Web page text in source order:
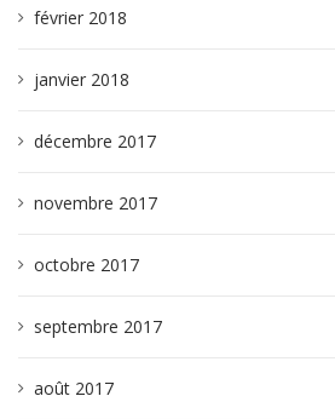
février 2018
janvier 2018
décembre 2017
novembre 2017
octobre 2017
septembre 2017
août 2017